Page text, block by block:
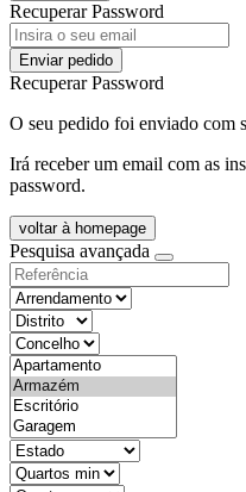
Recuperar Password
Enviar pedido
Recuperar Password
O seu pedido foi enviado com
Irá receber um email com as
password.
voltar à homepage
Pesquisa avançada